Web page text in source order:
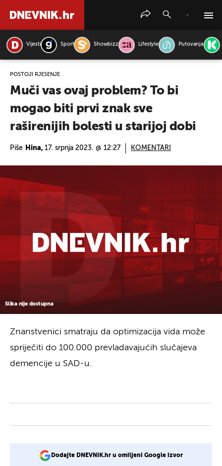
Vijesti Sport Showbizz Lifestyle Putovanja
POSTOJI RJEŠENJE
Muči vas ovaj problem? To bi
mogao biti prvi znak sve
raširenijih bolesti u starijoj dobi
Piše Hina, 17. srpnja 2023. @ 12:27 KOMENTARI
Slika nije dostupna
Znanstvenici smatraju da optimizacija vida može
spriječiti do 100.000 prevladavajućih slučajeva
demencije u SAD-u.
Dodajte DNEVNIK.hr u omiljeni Google izvor
PRETRAŽITE VIJESTI